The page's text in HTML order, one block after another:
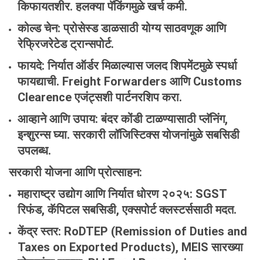
किफायतशीर. हलक्या पॅकिंगमुळे खर्च कमी.
कोल्ड चेन: प्रोसेस्ड डाळसाठी योग्य साठवणूक आणि
रेफ्रिजरेटेड ट्रान्सपोर्ट.
फायदे: निर्यात ऑर्डर मिळाल्यास जलद शिपमेंटमुळे स्पर्धा
फायद्याची. Freight Forwarders आणि Customs
Clearence एजंट्सशी पार्टनरशिप करा.
आव्हाने आणि उपाय: बंदर कोंडी टाळण्यासाठी प्लॅनिंग,
इन्शुरन्स घ्या. सरकारी लॉजिस्टिक्स योजनांमुळे सबसिडी
उपलब्ध.
सरकारी योजना आणि प्रोत्साहन:
महाराष्ट्र उद्योग आणि निर्यात धोरण २०२५: SGST
रिफंड, कॅपिटल सबसिडी, एक्सपोर्ट क्लस्टर्ससाठी मदत.
केंद्र स्तर: RoDTEP (Remission of Duties and
Taxes on Exported Products), MEIS सारख्या